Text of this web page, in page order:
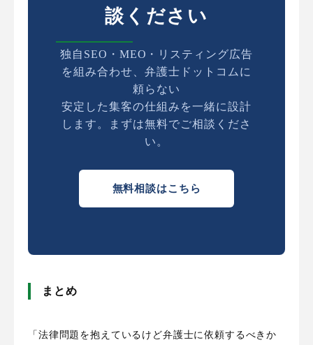
談ください
独自SEO・MEO・リスティング広告
を組み合わせ、弁護士ドットコムに
頼らない
安定した集客の仕組みを一緒に設計
します。まずは無料でご相談くださ
い。
無料相談はこちら
まとめ
「法律問題を抱えているけど弁護士に依頼するべきか